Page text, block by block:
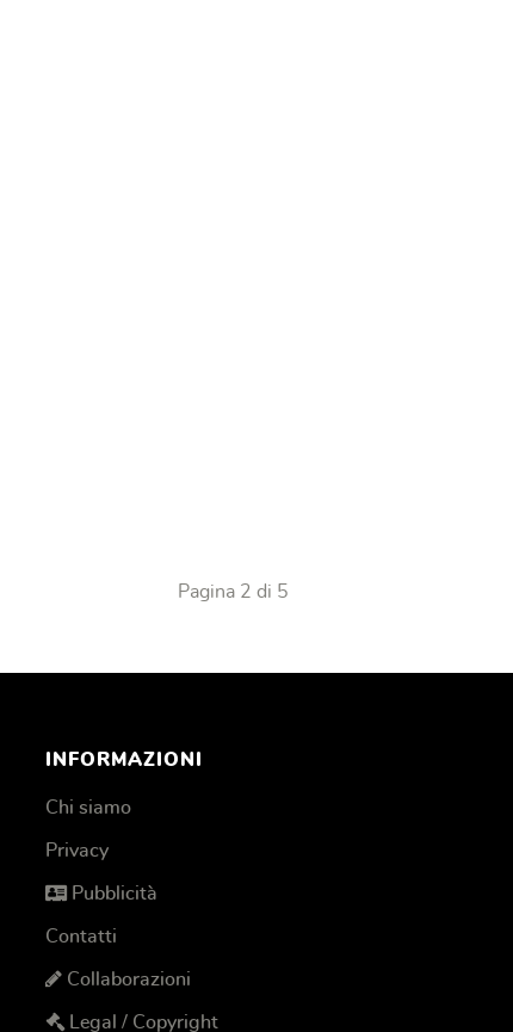
Pagina 2 di 5
INFORMAZIONI
Chi siamo
Privacy
Pubblicità
Contatti
Collaborazioni
Legal / Copyright